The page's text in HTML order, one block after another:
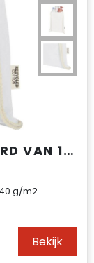
OREGON TAS MET TREKKOORD VAN 140 G/M² GRS GERECYCLED KATOEN
g/m2
Bekijk